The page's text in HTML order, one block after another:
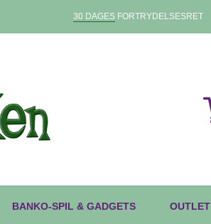
30 DAGESFORTRYDELSESRET
BANKO-SPIL & GADGETS OUTLET